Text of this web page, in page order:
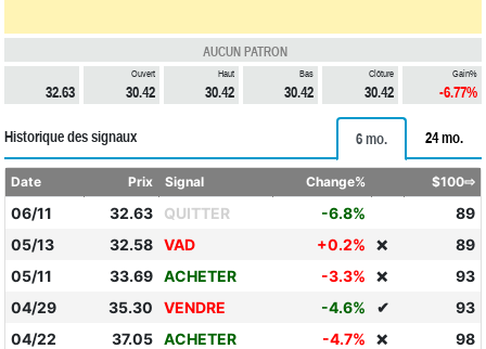
AUCUN PATRON
32.63
Ouvert
30.42
Haut
30.42
Bas
30.42
Clôture
30.42
Gain%
-6.77%
Historique des signaux 6 mo. 24 mo.
Date Prix Signal Change% $100⇨
06/11 32.63 QUITTER -6.8%
89
05/13
32.58 VAD +0.2% ❌
89
05/11
33.69 ACHETER -3.3% ❌
93
04/29
35.30 VENDRE -4.6% ✔
93
04/22
37.05 ACHETER -4.7% ❌
98